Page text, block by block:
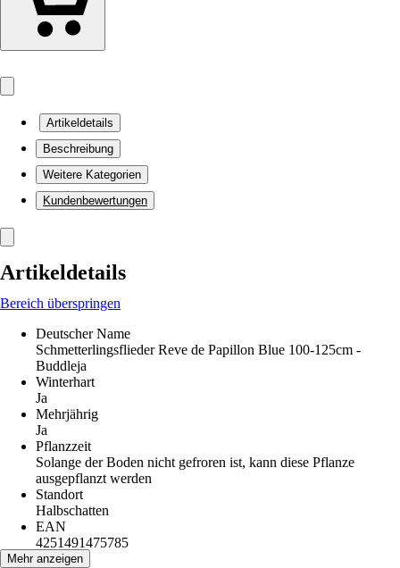
Artikeldetails
Beschreibung
Weitere Kategorien
Kundenbewertungen
Artikeldetails
Bereich überspringen
Deutscher Name
Schmetterlingsflieder Reve de Papillon Blue 100-125cm -
Buddleja
Winterhart
Ja
Mehrjährig
Ja
Pflanzzeit
Solange der Boden nicht gefroren ist, kann diese Pflanze
ausgepflanzt werden
Standort
Halbschatten
EAN
4251491475785
Mehr anzeigen